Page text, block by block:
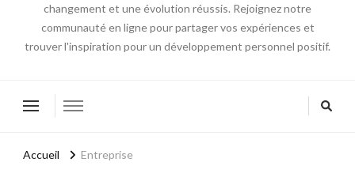
changement et une évolution réussis. Rejoignez notre
communauté en ligne pour partager vos expériences et
trouver l'inspiration pour un développement personnel positif.
Accueil Entreprise